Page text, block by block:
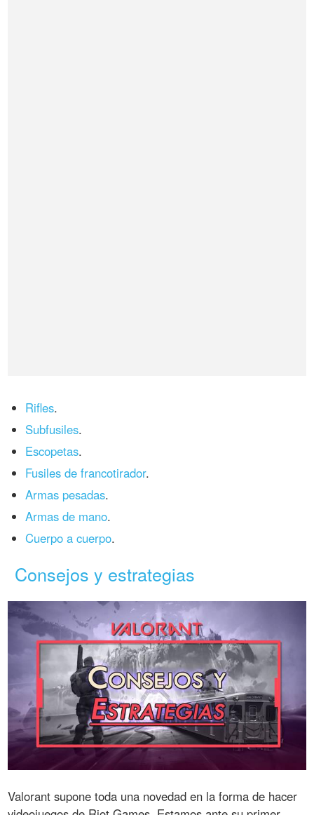
Rifles.
Subfusiles.
Escopetas.
Fusiles de francotirador.
Armas pesadas.
Armas de mano.
Cuerpo a cuerpo.
Consejos y estrategias
Valorant supone toda una novedad en la forma de hacer